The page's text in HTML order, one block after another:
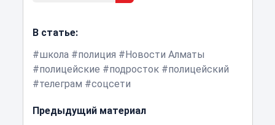
В статье:
школа
полиция
Новости Алматы
полицейские
подросток
полицейский
телеграм
соцсети
Предыдущий материал